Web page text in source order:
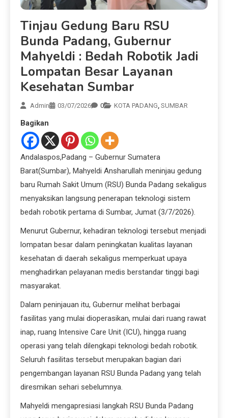
Tinjau Gedung Baru RSU
Bunda Padang, Gubernur
Mahyeldi : Bedah Robotik Jadi
Lompatan Besar Layanan
Kesehatan Sumbar
Admin 03/07/2026 0 KOTA PADANG SUMBAR
Bagikan
Andalaspos,Padang – Gubernur Sumatera
Barat(Sumbar), Mahyeldi Ansharullah meninjau gedung
baru Rumah Sakit Umum (RSU) Bunda Padang sekaligus
menyaksikan langsung penerapan teknologi sistem
bedah robotik pertama di Sumbar, Jumat (3/7/2026).
Menurut Gubernur, kehadiran teknologi tersebut menjadi
lompatan besar dalam peningkatan kualitas layanan
kesehatan di daerah sekaligus memperkuat upaya
menghadirkan pelayanan medis berstandar tinggi bagi
masyarakat.
Dalam peninjauan itu, Gubernur melihat berbagai
fasilitas yang mulai dioperasikan, mulai dari ruang rawat
inap, ruang Intensive Care Unit (ICU), hingga ruang
operasi yang telah dilengkapi teknologi bedah robotik.
Seluruh fasilitas tersebut merupakan bagian dari
pengembangan layanan RSU Bunda Padang yang telah
diresmikan sehari sebelumnya.
Mahyeldi mengapresiasi langkah RSU Bunda Padang